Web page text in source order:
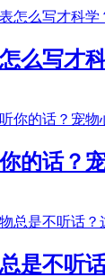
么写才
的话？
是不听